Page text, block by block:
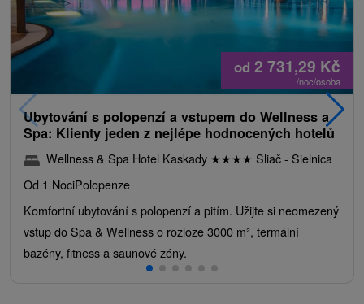
od 2 731,29 Kč
/noc/osoba
Ubytování s polopenzí a vstupem do Wellness a
Spa: Klienty jeden z nejlépe hodnocených hotelů
Wellness & Spa Hotel Kaskady ★★★★ Sliač - Sielnica
Od 1 NociPolopenze
Komfortní ubytování s polopenzí a pitím. Užijte si neomezený
vstup do Spa & Wellness o rozloze 3000 m², termální
bazény, fitness a saunové zóny.